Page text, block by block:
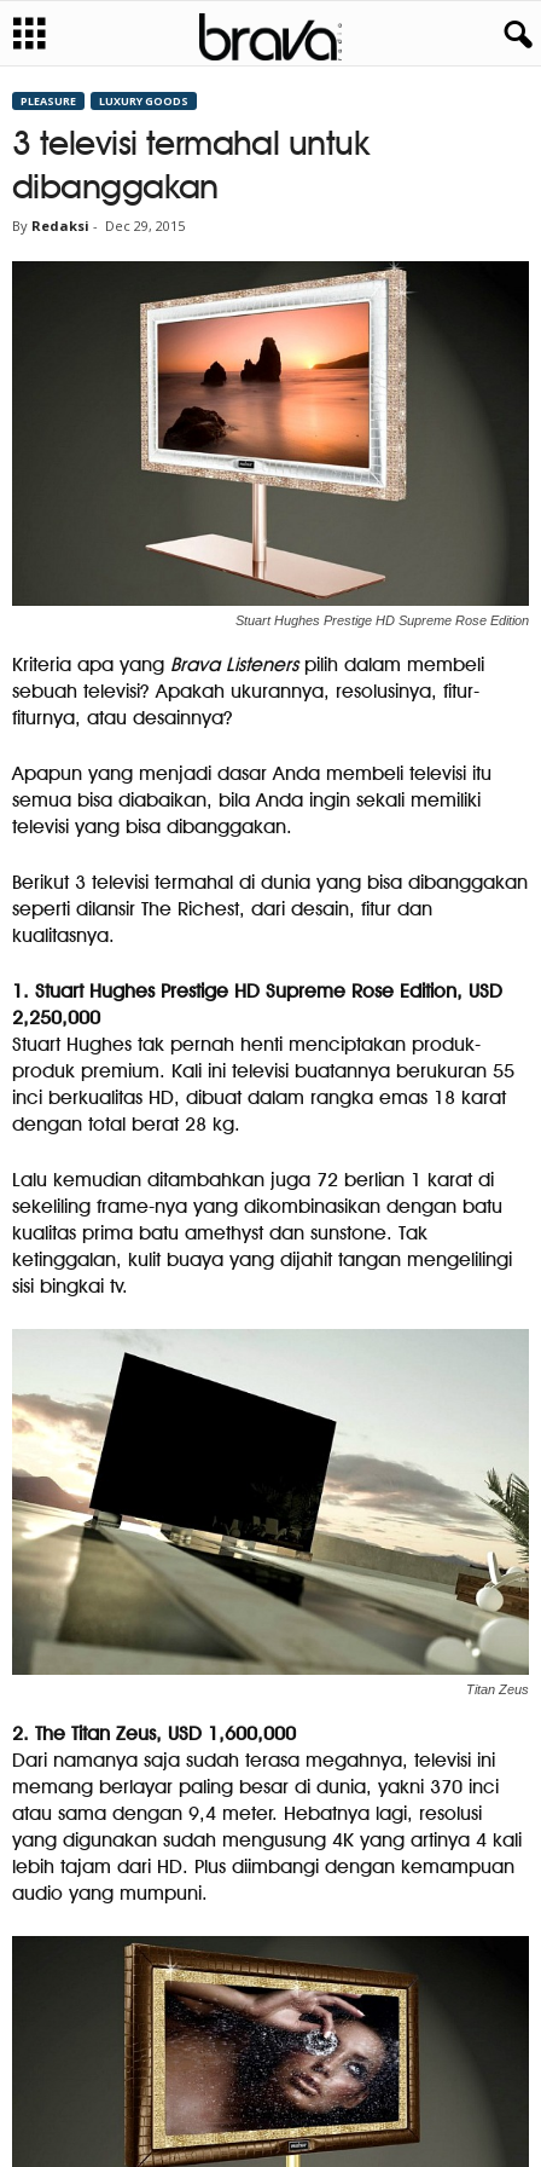
PLEASURE LUXURY GOODS
3 televisi termahal untuk
dibanggakan
By Redaksi - Dec 29, 2015
Stuart Hughes Prestige HD Supreme Rose Edition
Kriteria apa yang Brava Listenerspilih dalam membeli
sebuah televisi? Apakah ukurannya, resolusinya, fitur-
fiturnya, atau desainnya?
Apapun yang menjadi dasar Anda membeli televisi itu
semua bisa diabaikan, bila Anda ingin sekali memiliki
televisi yang bisa dibanggakan.
Berikut 3 televisi termahal di dunia yang bisa dibanggakan
seperti dilansir The Richest, dari desain, fitur dan
kualitasnya.
1. Stuart Hughes Prestige HD Supreme Rose Edition, USD
2,250,000
Stuart Hughes tak pernah henti menciptakan produk-
produk premium. Kali ini televisi buatannya berukuran 55
inci berkualitas HD, dibuat dalam rangka emas 18 karat
dengan total berat 28 kg.
Lalu kemudian ditambahkan juga 72 berlian 1 karat di
sekeliling frame-nya yang dikombinasikan dengan batu
kualitas prima batu amethyst dan sunstone. Tak
ketinggalan, kulit buaya yang dijahit tangan mengelilingi
sisi bingkai tv.
Titan Zeus
2. The Titan Zeus, USD 1,600,000
Dari namanya saja sudah terasa megahnya, televisi ini
memang berlayar paling besar di dunia, yakni 370 inci
atau sama dengan 9,4 meter. Hebatnya lagi, resolusi
yang digunakan sudah mengusung 4K yang artinya 4 kali
lebih tajam dari HD. Plus diimbangi dengan kemampuan
audio yang mumpuni.